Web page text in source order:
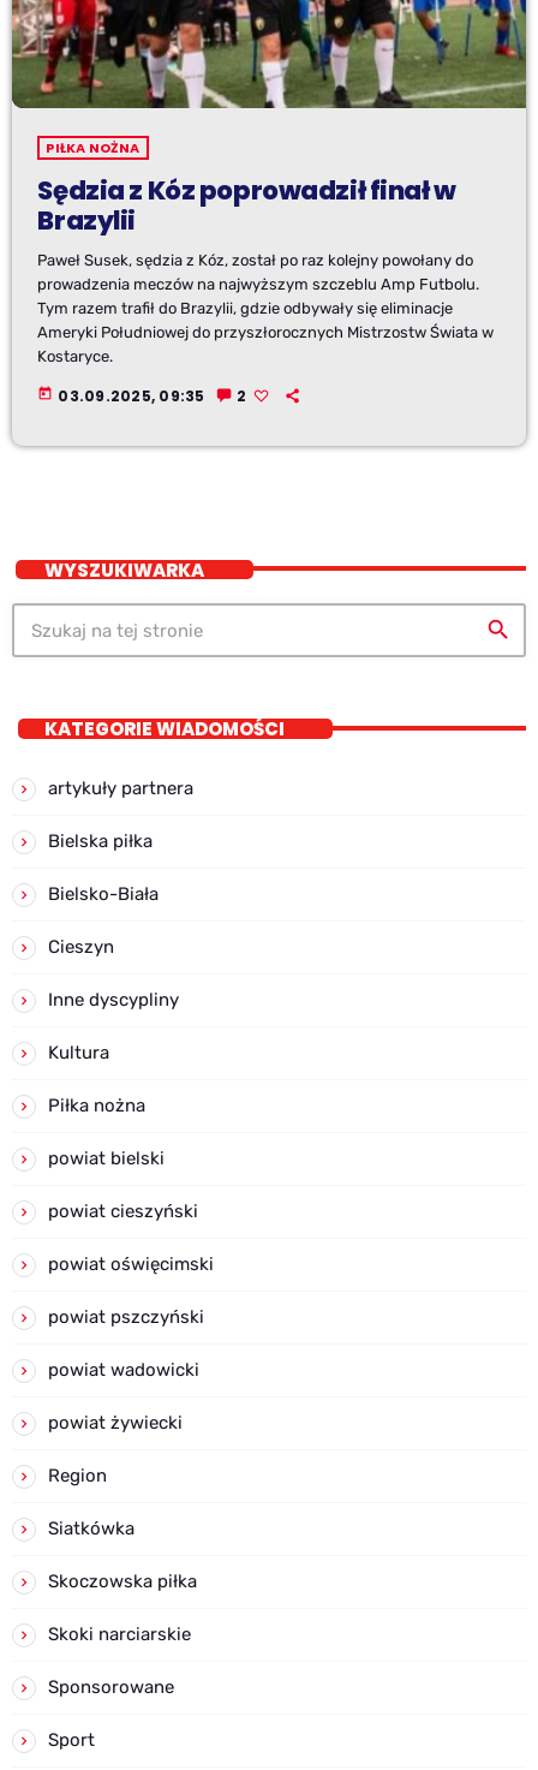
PIŁKA NOŻNA
Sędzia z Kóz poprowadził finał w
Brazylii
Paweł Susek, sędzia z Kóz, został po raz kolejny powołany do
prowadzenia meczów na najwyższym szczeblu Amp Futbolu.
Tym razem trafił do Brazylii, gdzie odbywały się eliminacje
Ameryki Południowej do przyszłorocznych Mistrzostw Świata w
Kostaryce.
today 03.09.2025, 09:35 2
WYSZUKIWARKA
search
KATEGORIE WIADOMOŚCI
artykuły partnera
Bielska piłka
Bielsko-Biała
Cieszyn
Inne dyscypliny
Kultura
Piłka nożna
powiat bielski
powiat cieszyński
powiat oświęcimski
powiat pszczyński
powiat wadowicki
powiat żywiecki
Region
Siatkówka
Skoczowska piłka
Skoki narciarskie
Sponsorowane
Sport